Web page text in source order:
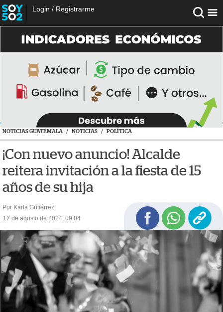
Login / Registrarme
NOTICIAS GUATEMALA / NOTICIAS / POLÍTICA
¡Con nuevo anuncio! Alcalde
reitera invitación a la fiesta de 15
años de su hija
Por Karla Gutiérrez
12 de agosto de 2024, 09:04